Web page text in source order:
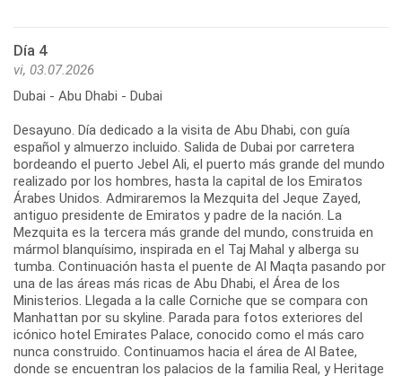
Día 4
vi, 03.07.2026
Dubai - Abu Dhabi - Dubai
Desayuno. Día dedicado a la visita de Abu Dhabi, con guía
español y almuerzo incluido. Salida de Dubai por carretera
bordeando el puerto Jebel Ali, el puerto más grande del mundo
realizado por los hombres, hasta la capital de los Emiratos
Árabes Unidos. Admiraremos la Mezquita del Jeque Zayed,
antiguo presidente de Emiratos y padre de la nación. La
Mezquita es la tercera más grande del mundo, construida en
mármol blanquísimo, inspirada en el Taj Mahal y alberga su
tumba. Continuación hasta el puente de Al Maqta pasando por
una de las áreas más ricas de Abu Dhabi, el Área de los
Ministerios. Llegada a la calle Corniche que se compara con
Manhattan por su skyline. Parada para fotos exteriores del
icónico hotel Emirates Palace, conocido como el más caro
nunca construido. Continuamos hacia el área de Al Batee,
donde se encuentran los palacios de la familia Real, y Heritage